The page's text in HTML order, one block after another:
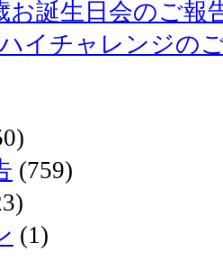
誕生日会のご報
イチャレンジの
(759)
(1)